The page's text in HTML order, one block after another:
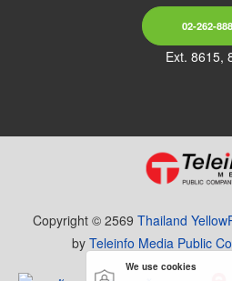
02-262-
Ext. 8615,
Copyright © 2569 Thailand
by Teleinfo Media Public
We use cookies